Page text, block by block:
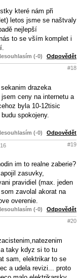
které nám při
letos jsme se naštvaly
nejlepší
to se vším komplet i
(-0) Odpovědět
#18
drazeka
ceny na internetu a
byla 10-12tisic
spokojeny.
(-0) Odpovědět
#19
im to realne zaberie?
zasuvky,
pravidiel (max. jeden
zavolal akorat na
overenie.
(-0) Odpovědět
#20
taky kdyz si to tu
sam, elektrikar to se
a udela revizi... proto